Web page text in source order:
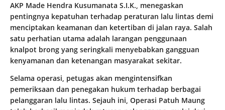
AKP Made Hendra Kusumanata S.I.K., menegaskan
pentingnya kepatuhan terhadap peraturan lalu lintas demi
menciptakan keamanan dan ketertiban di jalan raya. Salah
satu perhatian utama adalah larangan penggunaan
knalpot brong yang seringkali menyebabkan gangguan
kenyamanan dan ketenangan masyarakat sekitar.
Selama operasi, petugas akan mengintensifkan
pemeriksaan dan penegakan hukum terhadap berbagai
pelanggaran lalu lintas. Sejauh ini, Operasi Patuh Maung